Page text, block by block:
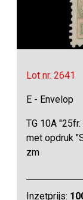
Lot nr. 2641
E - Envelop
TG 10A
met opdruk
zm
Inzetprijs: